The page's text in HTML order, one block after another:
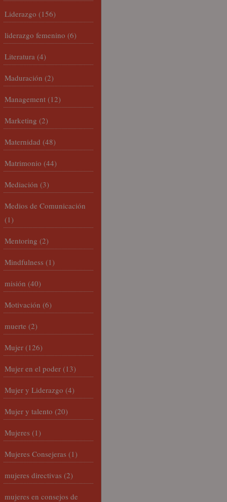
Liderazgo (156)
liderazgo femenino (6)
Literatura (4)
Maduración (2)
Management (12)
Marketing (2)
Maternidad (48)
Matrimonio (44)
Mediación (3)
Medios de Comunicación
(1)
Mentoring (2)
Mindfulness (1)
misión (40)
Motivación (6)
muerte (2)
Mujer (126)
Mujer en el poder (13)
Mujer y Liderazgo (4)
Mujer y talento (20)
Mujeres (1)
Mujeres Consejeras (1)
mujeres directivas (2)
mujeres en consejos de